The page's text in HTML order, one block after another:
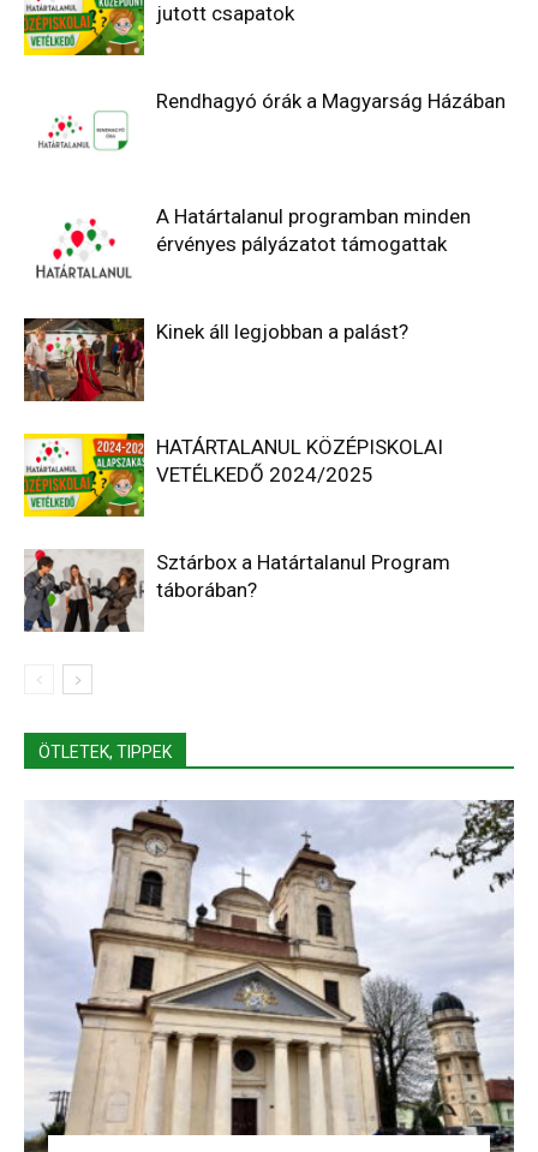
jutott csapatok
Rendhagyó órák a Magyarság Házában
A Határtalanul programban minden
érvényes pályázatot támogattak
Kinek áll legjobban a palást?
HATÁRTALANUL KÖZÉPISKOLAI
VETÉLKEDŐ 2024/2025
Sztárbox a Határtalanul Program
táborában?
ÖTLETEK, TIPPEK